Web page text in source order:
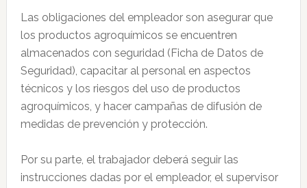
Las obligaciones del empleador son asegurar que
los productos agroquímicos se encuentren
almacenados con seguridad (Ficha de Datos de
Seguridad), capacitar al personal en aspectos
técnicos y los riesgos del uso de productos
agroquímicos, y hacer campañas de difusión de
medidas de prevención y protección.
Por su parte, el trabajador deberá seguir las
instrucciones dadas por el empleador, el supervisor